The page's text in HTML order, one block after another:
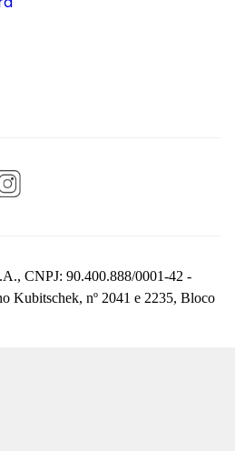
CNPJ: 90.400.888/0001-42 -
Kubitschek, nº 2041 e 2235, Bloco